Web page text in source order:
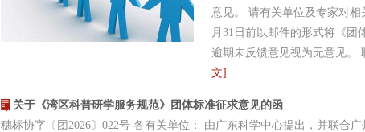
意见。 请有关单位及专家对相
月31日前以邮件的形式将《团
逾期未反馈意见视为无意见。
文]
关于《湾区科普研学服务规范》团体标准征求意见的函
穗标协字〔团2026〕022号 各有关单位： 由广东科学中心提出，并联合